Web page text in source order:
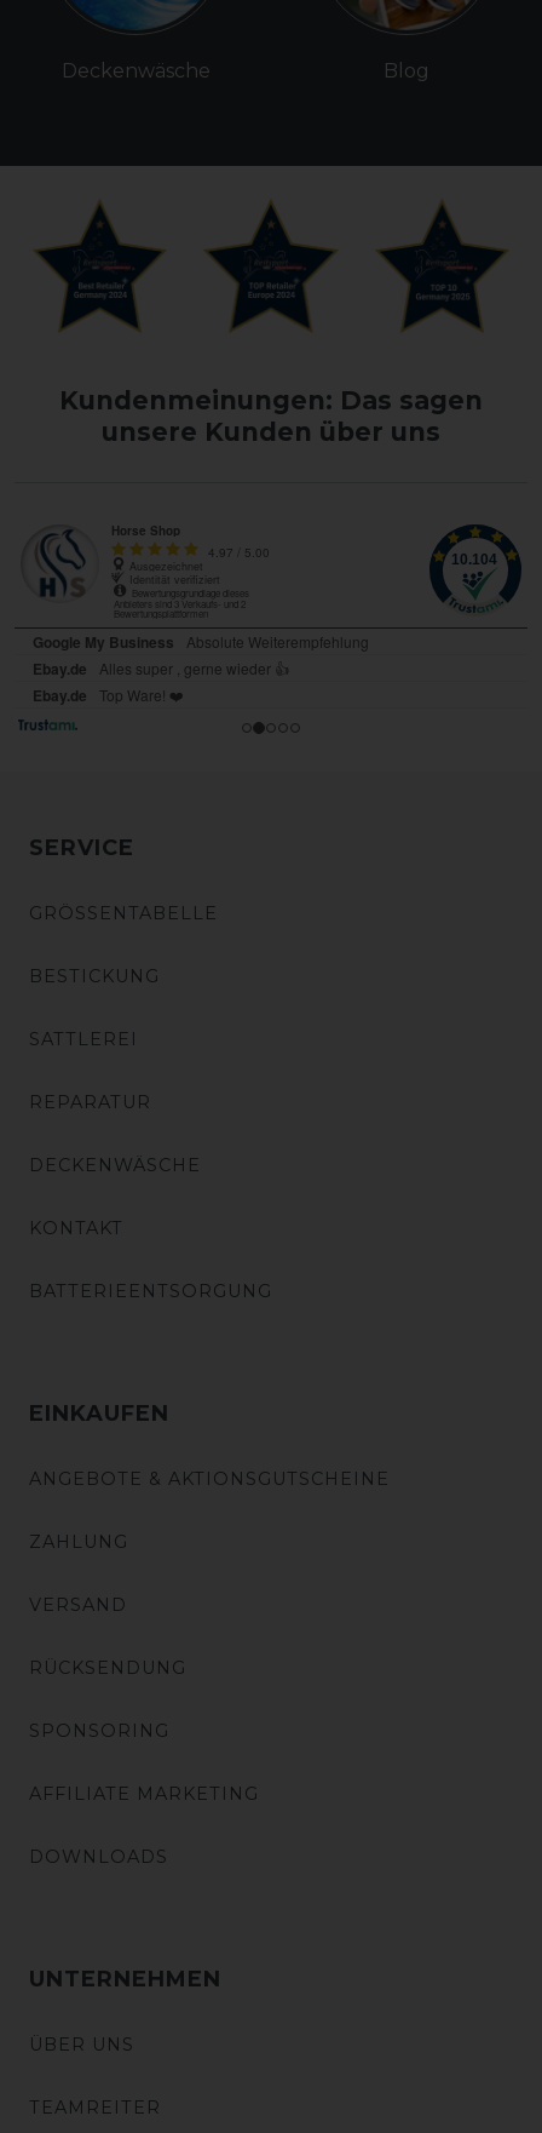
Deckenwäsche Blog
Kundenmeinungen: Das sagen
unsere Kunden über uns
SERVICE
GRÖSSENTABELLE
BESTICKUNG
SATTLEREI
REPARATUR
DECKENWÄSCHE
KONTAKT
BATTERIEENTSORGUNG
EINKAUFEN
ANGEBOTE & AKTIONSGUTSCHEINE
ZAHLUNG
VERSAND
RÜCKSENDUNG
SPONSORING
AFFILIATE MARKETING
DOWNLOADS
UNTERNEHMEN
ÜBER UNS
TEAMREITER